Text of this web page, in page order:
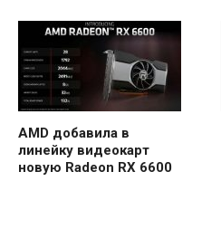
AMD добавила в
линейку видеокарт
новую Radeon RX 6600